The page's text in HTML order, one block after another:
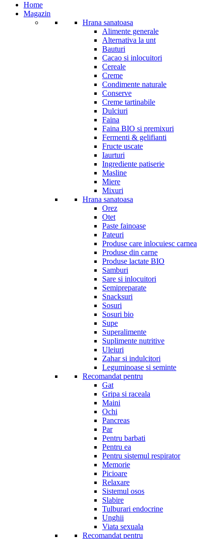
Home
Magazin
Hrana sanatoasa
Alimente generale
Alternativa la unt
Bauturi
Cacao si inlocuitori
Cereale
Creme
Condimente naturale
Conserve
Creme tartinabile
Dulciuri
Faina
Faina BIO si premixuri
Fermenti & gelifianti
Fructe uscate
Iaurturi
Ingrediente patiserie
Masline
Miere
Mixuri
Hrana sanatoasa
Orez
Otet
Paste fainoase
Pateuri
Produse care inlocuiesc carnea
Produse din carne
Produse lactate BIO
Samburi
Sare si inlocuitori
Semipreparate
Snacksuri
Sosuri
Sosuri bio
Supe
Superalimente
Suplimente nutritive
Uleiuri
Zahar si indulcitori
Leguminoase si seminte
Recomandat pentru
Gat
Gripa si raceala
Maini
Ochi
Pancreas
Par
Pentru barbati
Pentru ea
Pentru sistemul respirator
Memorie
Picioare
Relaxare
Sistemul osos
Slabire
Tulburari endocrine
Unghii
Viata sexuala
Recomandat pentru